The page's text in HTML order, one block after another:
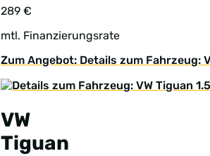
289 €
mtl. Finanzierungsrate
Zum Angebot: Details zum Fahrzeug:
VW
Tiguan